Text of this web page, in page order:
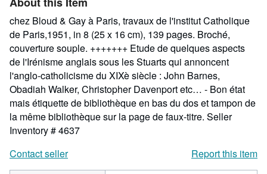
stars
chez Bloud & Gay à Paris, travaux de l'institut Catholique
de Paris,1951, in 8 (25 x 16 cm), 139 pages. Broché,
couverture souple. +++++++ Etude de quelques aspects
de l'Irénisme anglais sous les Stuarts qui annoncent
l'anglo-catholicisme du XIXè siècle : John Barnes,
Obadiah Walker, Christopher Davenport etc… - Bon état
mais étiquette de bibliothèque en bas du dos et tampon de
la même bibliothèque sur la page de faux-titre. Seller
Inventory # 4637
Contact seller
Report this item